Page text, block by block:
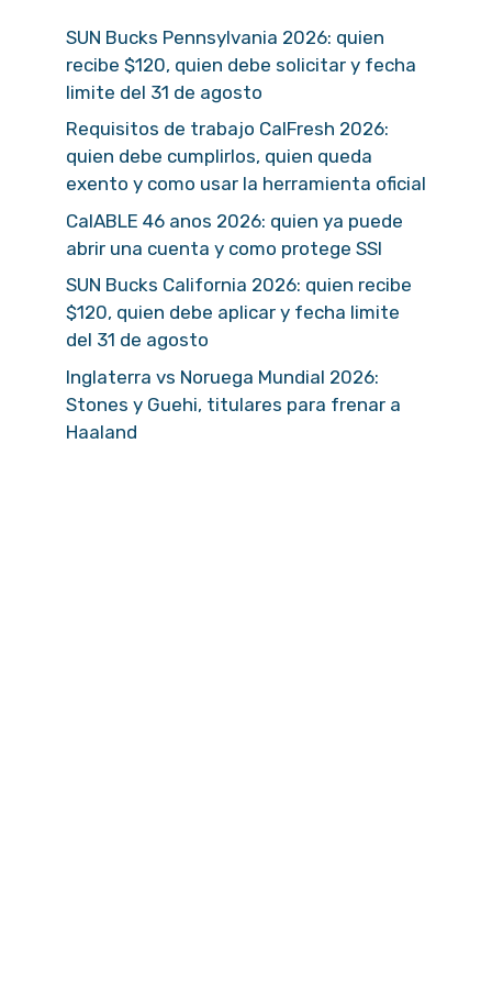
SUN Bucks Pennsylvania 2026: quien
recibe $120, quien debe solicitar y fecha
limite del 31 de agosto
Requisitos de trabajo CalFresh 2026:
quien debe cumplirlos, quien queda
exento y como usar la herramienta oficial
CalABLE 46 anos 2026: quien ya puede
abrir una cuenta y como protege SSI
SUN Bucks California 2026: quien recibe
$120, quien debe aplicar y fecha limite
del 31 de agosto
Inglaterra vs Noruega Mundial 2026:
Stones y Guehi, titulares para frenar a
Haaland